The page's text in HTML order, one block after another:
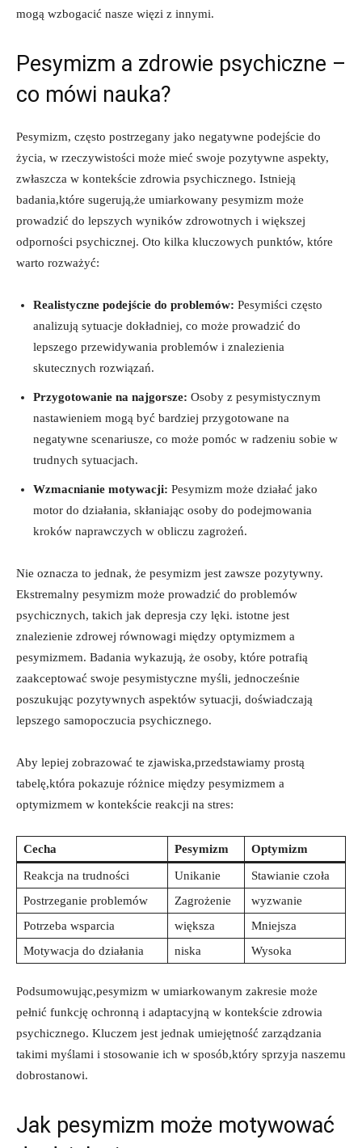
mogą wzbogacić nasze więzi z innymi.
Pesymizm a zdrowie psychiczne –
co mówi nauka?
Pesymizm, często postrzegany jako negatywne podejście do
życia, w rzeczywistości może mieć swoje pozytywne aspekty,
zwłaszcza w kontekście zdrowia psychicznego. Istnieją
badania,które sugerują,że umiarkowany pesymizm może
prowadzić do lepszych wyników zdrowotnych i większej
odporności psychicznej. Oto kilka kluczowych punktów, które
warto rozważyć:
Realistyczne podejście do problemów: Pesymiści często
analizują sytuacje dokładniej, co może prowadzić do
lepszego przewidywania problemów i znalezienia
skutecznych rozwiązań.
Przygotowanie na najgorsze: Osoby z pesymistycznym
nastawieniem mogą być bardziej przygotowane na
negatywne scenariusze, co może pomóc w radzeniu sobie w
trudnych sytuacjach.
Wzmacnianie motywacji: Pesymizm może działać jako
motor do działania, skłaniając osoby do podejmowania
kroków naprawczych w obliczu zagrożeń.
Nie oznacza to jednak, że pesymizm jest zawsze pozytywny.
Ekstremalny pesymizm może prowadzić do problemów
psychicznych, takich jak depresja czy lęki. istotne jest
znalezienie zdrowej równowagi między optymizmem a
pesymizmem. Badania wykazują, że osoby, które potrafią
zaakceptować swoje pesymistyczne myśli, jednocześnie
poszukując pozytywnych aspektów sytuacji, doświadczają
lepszego samopoczucia psychicznego.
Aby lepiej zobrazować te zjawiska,przedstawiamy prostą
tabelę,która pokazuje różnice między pesymizmem a
optymizmem w kontekście reakcji na stres:
Cecha Pesymizm Optymizm
Reakcja na trudności Unikanie
Stawianie czoła
Postrzeganie problemów
Zagrożenie
wyzwanie
Potrzeba wsparcia
większa
Mniejsza
Motywacja do działania
niska Wysoka
Podsumowując,pesymizm w umiarkowanym zakresie może
pełnić funkcję ochronną i adaptacyjną w kontekście zdrowia
psychicznego. Kluczem jest jednak umiejętność zarządzania
takimi myślami i stosowanie ich w sposób,który sprzyja naszemu
dobrostanowi.
Jak pesymizm może motywować